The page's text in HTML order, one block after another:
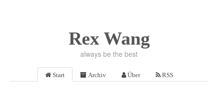
Rex Wang
always be the best
Start Archiv Über RSS